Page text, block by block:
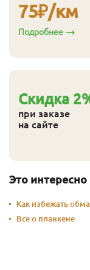
75₽/км
Подробнее
Cкидка 2
при заказе
на сайте
Это интересно
Как избежать
Все о планкене